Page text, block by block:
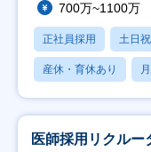
700万~1100万
正社員採用 土日
産休・育休あり
医師採用リクル